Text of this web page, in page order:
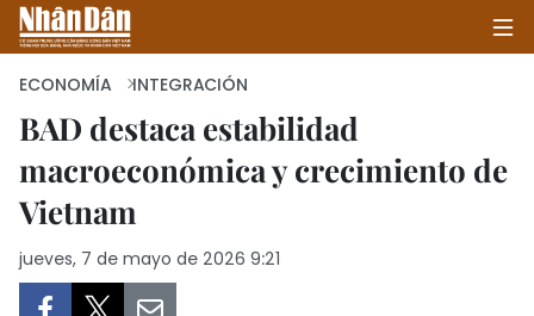
INICIO
ECONOMÍA INTEGRACIÓN
BAD destaca estabilidad
macroeconómica y crecimiento de
Vietnam
jueves, 7 de mayo de 2026 9:21